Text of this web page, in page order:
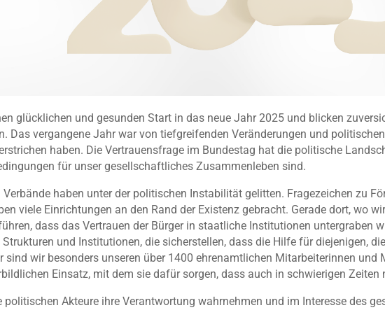
glücklichen und gesunden Start in das neue Jahr 2025 und blicken
Das vergangene Jahr war von tiefgreifenden Veränderungen und
haben. Die Vertrauensfrage im Bundestag hat die politische
für unser gesellschaftliches Zusammenleben sind.
Verbände haben unter der politischen Instabilität gelitten. Fragezeichen zu
viele Einrichtungen an den Rand der Existenz gebracht. Gerade dort, wo
dass das Vertrauen der Bürger in staatliche Institutionen untergraben
und Institutionen, die sicherstellen, dass die Hilfe für diejenigen,
sind wir besonders unseren über 1400 ehrenamtlichen Mitarbeiterinnen
Einsatz, mit dem sie dafür sorgen, dass auch in schwierigen Zeiten
politischen Akteure ihre Verantwortung wahrnehmen und im Interesse des